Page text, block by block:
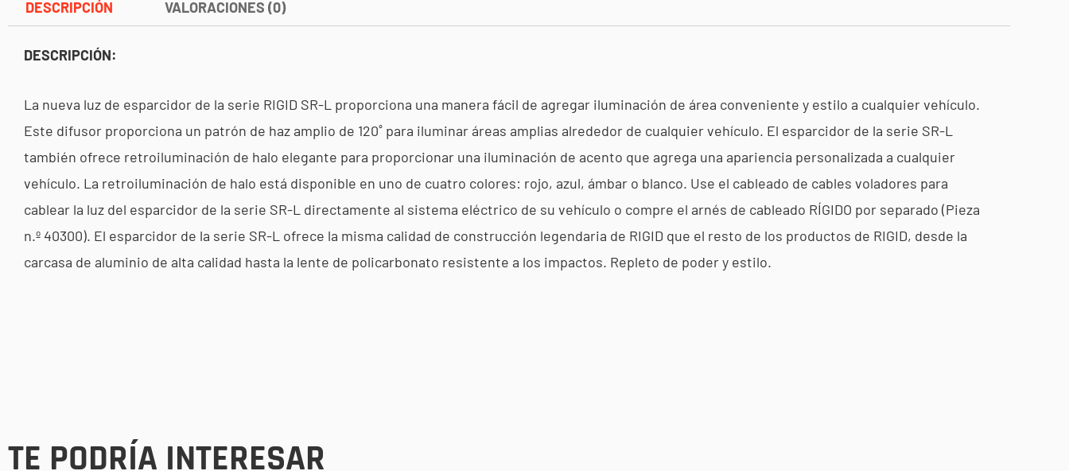
DESCRIPCIÓN VALORACIONES (0)
DESCRIPCIÓN:
La nueva luz de esparcidor de la serie RIGID SR-L proporciona una manera fácil de agregar iluminación de área conveniente y estilo a cualquier vehículo.
Este difusor proporciona un patrón de haz amplio de 120˚ para iluminar áreas amplias alrededor de cualquier vehículo. El esparcidor de la serie SR-L
también ofrece retroiluminación de halo elegante para proporcionar una iluminación de acento que agrega una apariencia personalizada a cualquier
vehículo. La retroiluminación de halo está disponible en uno de cuatro colores: rojo, azul, ámbar o blanco. Use el cableado de cables voladores para
cablear la luz del esparcidor de la serie SR-L directamente al sistema eléctrico de su vehículo o compre el arnés de cableado RÍGIDO por separado (Pieza
n.º 40300). El esparcidor de la serie SR-L ofrece la misma calidad de construcción legendaria de RIGID que el resto de los productos de RIGID, desde la
carcasa de aluminio de alta calidad hasta la lente de policarbonato resistente a los impactos. Repleto de poder y estilo.
TE PODRÍA INTERESAR